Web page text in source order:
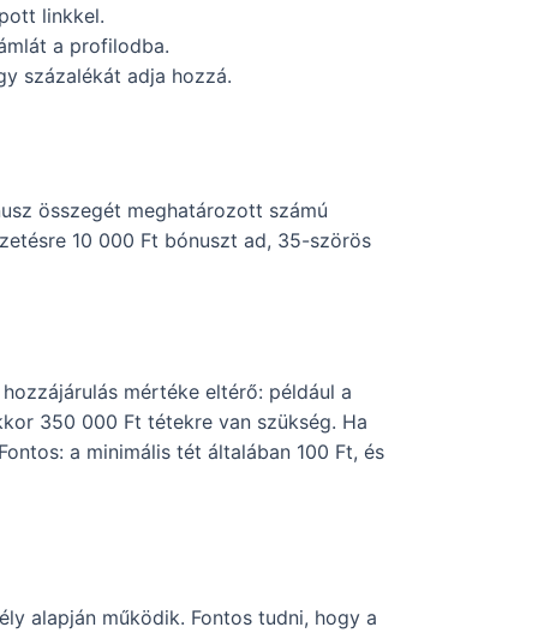
linkkel.
a profilodba.
százalékát adja hozzá.
összegét meghatározott számú
10 000 Ft bónuszt ad, 35-szörös
mértéke eltérő: például a
350 000 Ft tétekre van szükség. Ha
a minimális tét általában 100 Ft, és
alapján működik. Fontos tudni, hogy a